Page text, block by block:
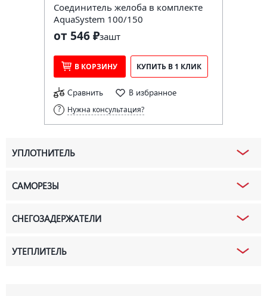
Соединитель желоба в комплекте
AquaSystem 100/150
от 546 ₽зашт
В КОРЗИНУ КУПИТЬ В 1 КЛИК
Сравнить В избранное
Нужна консультация?
УПЛОТНИТЕЛЬ
САМОРЕЗЫ
СНЕГОЗАДЕРЖАТЕЛИ
УТЕПЛИТЕЛЬ